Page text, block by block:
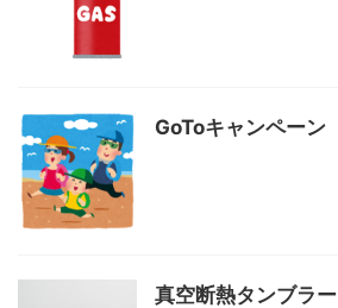
GoToキャンペーン
真空断熱タンブラー